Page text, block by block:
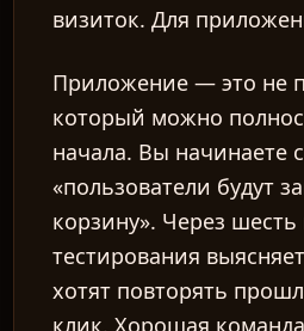
визиток. Для
Приложение — это не
который можно
начала. Вы начинаете
«пользователи будут
корзину». Через шесть
тестирования
хотят повторять
клик. Хорошая